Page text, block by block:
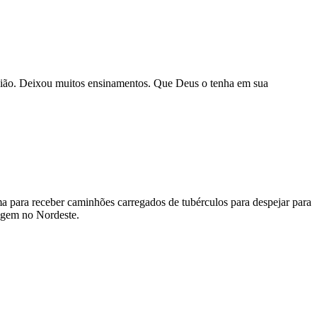
Deixou muitos ensinamentos. Que Deus o tenha em sua
receber caminhões carregados de tubérculos para despejar para
no Nordeste.